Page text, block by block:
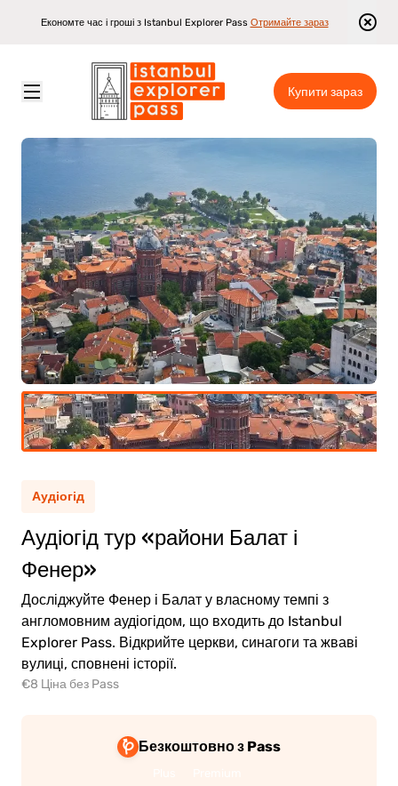
Економте час і гроші з Istanbul Explorer Pass Отримайте зараз
Купити зараз
Istanbul Explorer Pass \ Достопримітності Аудіогід тур «райони Балат і Фенер»
Аудіогід
Аудіогід тур «райони Балат і
Фенер»
Досліджуйте Фенер і Балат у власному темпі з
англомовним аудіогідом, що входить до Istanbul
Explorer Pass. Відкрийте церкви, синагоги та жваві
вулиці, сповнені історії.
€8 Ціна без Pass
Безкоштовно з Pass
(12+)
0.00€
0.00€